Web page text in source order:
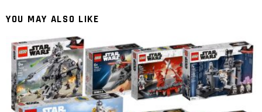
YOU MAY ALSO LIKE